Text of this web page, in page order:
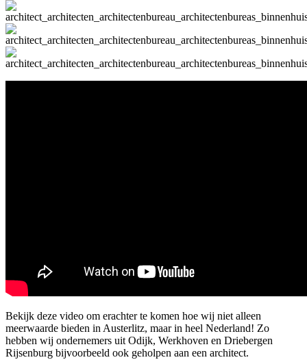
Bekijk deze video om erachter te komen hoe wij niet alleen
meerwaarde bieden in Austerlitz, maar in heel Nederland! Zo
hebben wij ondernemers uit Odijk, Werkhoven en Driebergen
Rijsenburg bijvoorbeeld ook geholpen aan een architect.